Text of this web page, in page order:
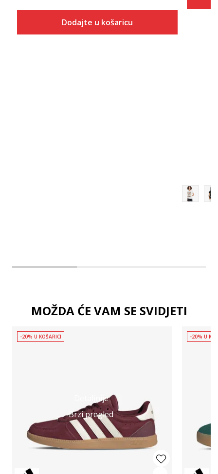
Dodajte u košaricu
MOŽDA ĆE VAM SE SVIDJETI
Detaljnije
Brzi pregled
-20% U KOŠARICI -20% U